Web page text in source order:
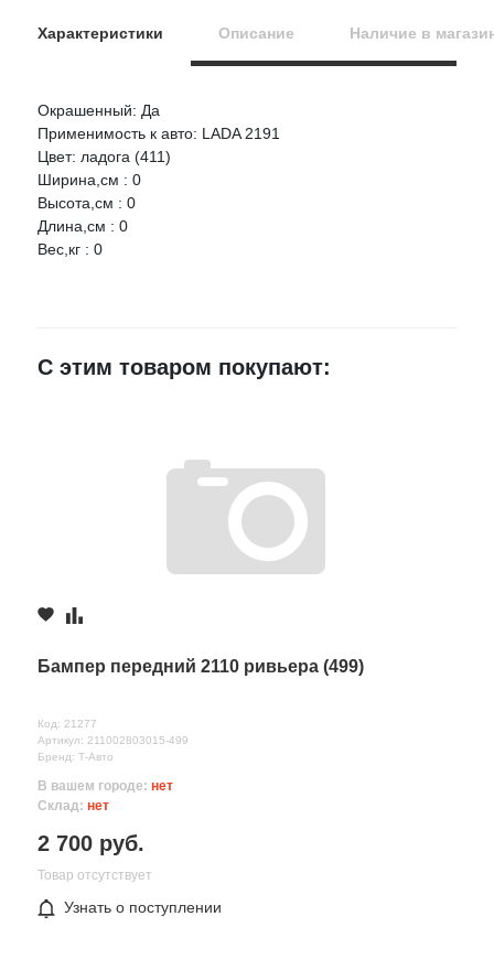
Характеристики Описание Наличие в
Окрашенный: Да
Применимость к авто: LADA 2191
Цвет: ладога (411)
Ширина,см : 0
Высота,см : 0
Длина,см : 0
Вес,кг : 0
Оцените товар:
Ваше имя
Все поля формы обязательны
Отправляя форму вы соглашаетесь на
С этим товаром покупают:
Бампер передний 2110 ривьера (499)
Код: 21277
Артикул: 211002803015-499
Бренд: Т-Авто
В вашем городе: нет
Склад: нет
2 700 руб.
Товар отсутствует
Узнать о поступлении